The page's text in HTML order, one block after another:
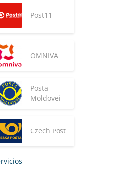
Post11
OMNIVA
Posta
Moldovei
Czech Post